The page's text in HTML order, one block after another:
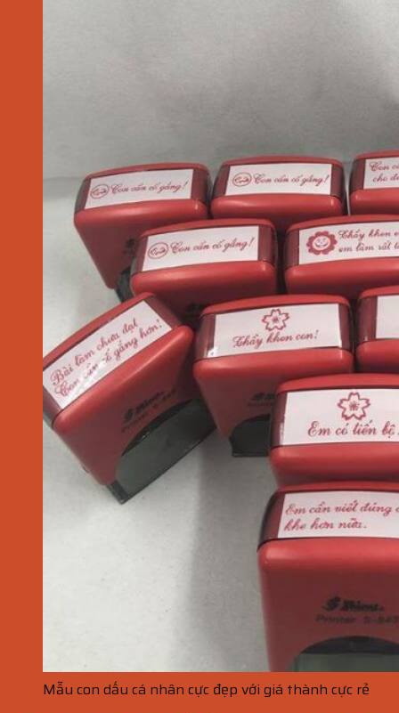
Mẫu con dấu cá nhân cực đẹp với giá thành cực rẻ